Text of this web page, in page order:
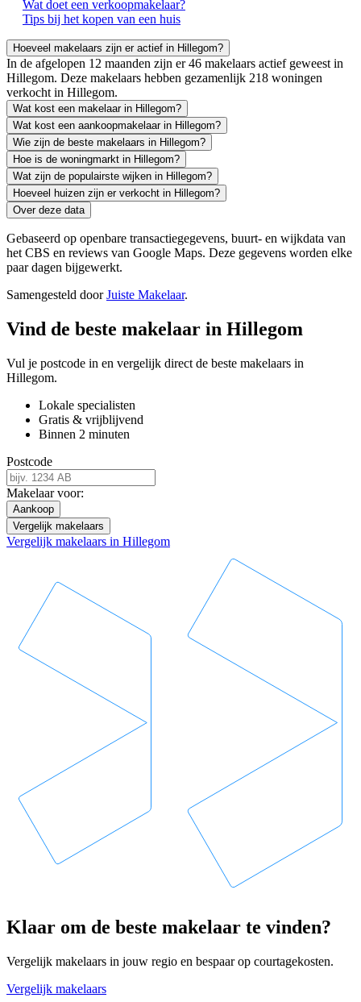
Wat doet een verkoopmakelaar?
Tips bij het kopen van een huis
Hoeveel makelaars zijn er actief in Hillegom?
In de afgelopen 12 maanden zijn er 46 makelaars actief geweest in
Hillegom. Deze makelaars hebben gezamenlijk 218 woningen
verkocht in Hillegom.
Wat kost een makelaar in Hillegom?
Wat kost een aankoopmakelaar in Hillegom?
Wie zijn de beste makelaars in Hillegom?
Hoe is de woningmarkt in Hillegom?
Wat zijn de populairste wijken in Hillegom?
Hoeveel huizen zijn er verkocht in Hillegom?
Over deze data
Gebaseerd op openbare transactiegegevens, buurt- en wijkdata van
het CBS en reviews van Google Maps. Deze gegevens worden elke
paar dagen bijgewerkt.
Samengesteld doorJuiste Makelaar.
Vind de beste makelaar in Hillegom
Vul je postcode in en vergelijk direct de beste makelaars in
Hillegom.
Lokale specialisten
Gratis & vrijblijvend
Binnen 2 minuten
Postcode
Makelaar voor:
Aankoop
Vergelijk makelaars
Vergelijk makelaars in Hillegom
Klaar om de beste makelaar te vinden?
Vergelijk makelaars in jouw regio en bespaar op courtagekosten.
Vergelijk makelaars